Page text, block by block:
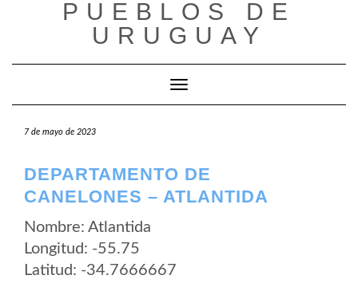
PUEBLOS DE
URUGUAY
Cambiar modo de navegación
7 de mayo de 2023
DEPARTAMENTO DE
CANELONES – ATLANTIDA
Nombre: Atlantida
Longitud: -55.75
Latitud: -34.7666667